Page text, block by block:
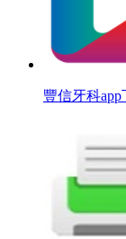
豐信牙科